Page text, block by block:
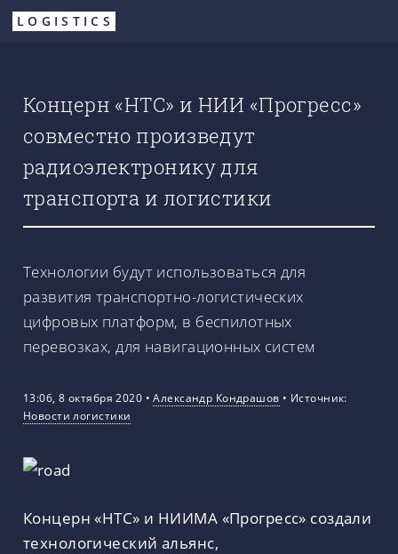
Перейти
LOGISTICS
Концерн «НТС» и НИИ «Прогресс»
совместно произведут
радиоэлектронику для
транспорта и логистики
Технологии будут использоваться для
развития транспортно-логистических
цифровых платформ, в беспилотных
перевозках, для навигационных систем
13:06, 8 октября 2020 •Александр Кондрашов • Источник:
Новости логистики
Концерн «НТС» и НИИМА «Прогресс» создали
технологический альянс,